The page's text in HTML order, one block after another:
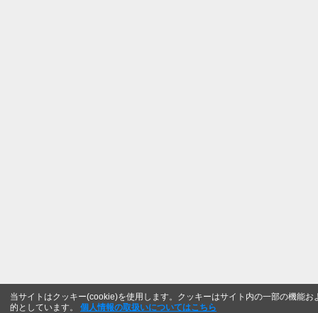
当サイトはクッキー(cookie)を使用します。クッキーはサイト内の一部の機能
的としています。
個人情報の取扱いについてはこちら